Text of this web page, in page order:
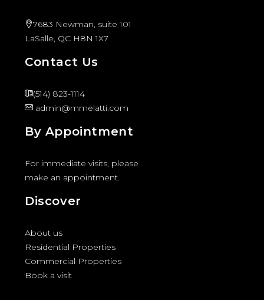
7683 Newman, suite 101
LaSalle, QC H8N 1X7
Contact Us
(514) 823-1114
admin@mmelatti.com
By Appointment
For immediate visits, please
make an appointment.
Discover
About us
Residential Properties
Commercial Properties
Book a visit